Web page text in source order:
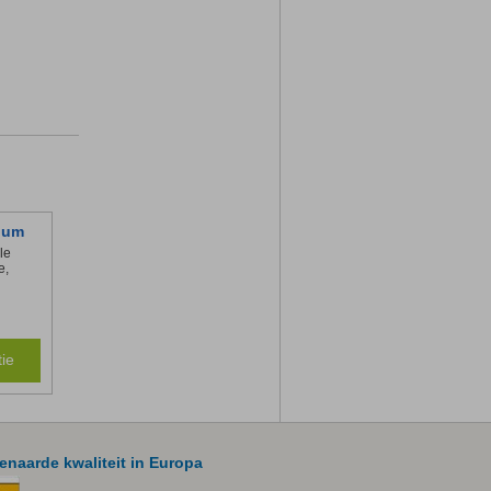
kwaliteit in Europa